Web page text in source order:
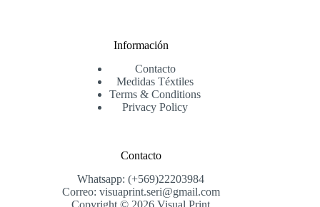
Información
Contacto
Medidas Téxtiles
Terms & Conditions
Privacy Policy
Contacto
Whatsapp: (+569)22203984
Correo: visuaprint.seri@gmail.com
Copyright © 2026 Visual Print